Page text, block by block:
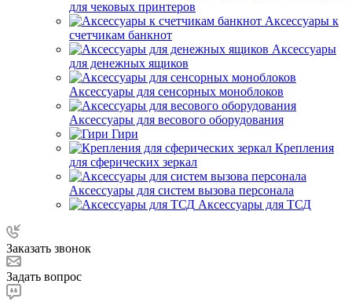
для чековых принтеров
Аксессуары к
счетчикам банкнот
Аксессуары
для денежных ящиков
Аксессуары для сенсорных моноблоков
Аксессуары для весового оборудования
Гири
Крепления
для сферических зеркал
Аксессуары для систем вызова персонала
Аксессуары для ТСД
Заказать звонок
Задать вопрос